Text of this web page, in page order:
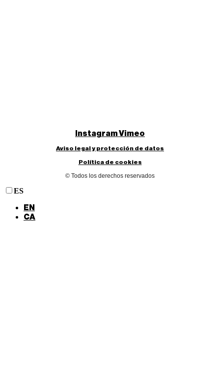
InstagramVimeo
Aviso legal y protección de datos
Política de cookies
© Todos los derechos reservados
ES
EN
CA